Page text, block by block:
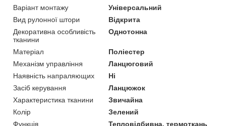
Варіант монтажу
Універсальний
Вид рулонної штори
Відкрита
Декоративна особливість
тканини
Однотонна
Матеріал
Поліестер
Механізм управління
Ланцюговий
Наявність напраляющих
Ні
Засіб керування
Ланцюжок
Характеристика тканини
Звичайна
Колір
Зелений
Функція
Тепловідбивна, термоткань